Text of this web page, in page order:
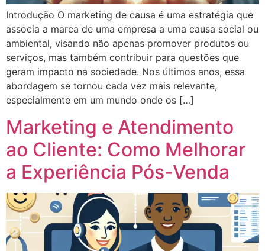
Introdução O marketing de causa é uma estratégia que
associa a marca de uma empresa a uma causa social ou
ambiental, visando não apenas promover produtos ou
serviços, mas também contribuir para questões que
geram impacto na sociedade. Nos últimos anos, essa
abordagem se tornou cada vez mais relevante,
especialmente em um mundo onde os […]
Marketing e Atendimento
ao Cliente: Como Melhorar
a Experiência Pós-Venda